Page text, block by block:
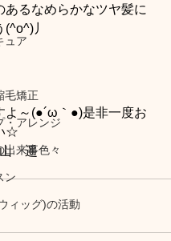
ュア
毛矯正
・アレンジ
出来事色々
ン
ィッグ)の活動
あるなめらかなツヤ髪に
丿
よ～(●´ω｀●)是非一度お
☆
　遥